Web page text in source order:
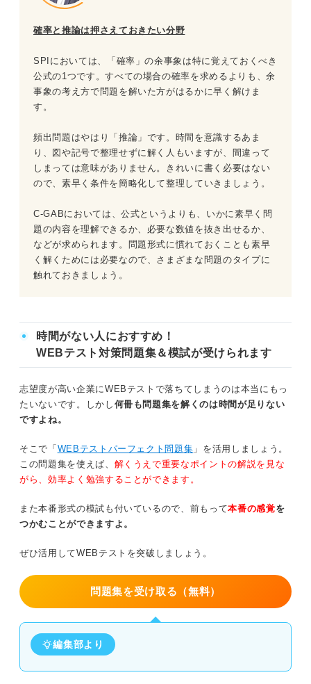
確率と推論は押さえておきたい分野
SPIにおいては、「確率」の余事象は特に覚えておくべき
公式の1つです。すべての場合の確率を求めるよりも、余
事象の考え方で問題を解いた方がはるかに早く解けま
す。
頻出問題はやはり「推論」です。時間を意識するあま
り、図や記号で整理せずに解く人もいますが、間違って
しまっては意味がありません。きれいに書く必要はない
ので、素早く条件を簡略化して整理していきましょう。
C-GABにおいては、公式というよりも、いかに素早く問
題の内容を理解できるか、必要な数値を抜き出せるか、
などが求められます。問題形式に慣れておくことも素早
く解くためには必要なので、さまざまな問題のタイプに
触れておきましょう。
時間がない人におすすめ！
WEBテスト対策問題集＆模試が受けられます
志望度が高い企業にWEBテストで落ちてしまうのは本当にもっ
たいないです。しかし 何冊も問題集を解くのは時間が足りない
ですよね。
そこで「 WEBテストパーフェクト問題集 」を活用しましょう。
この問題集を使えば、 解くうえで重要なポイントの解説を見な
がら、効率よく勉強することができます。
また本番形式の模試も付いているので、前もって本番の感覚を
つかむことができますよ。
ぜひ活用してWEBテストを突破しましょう。
問題集を受け取る（無料）
編集部より